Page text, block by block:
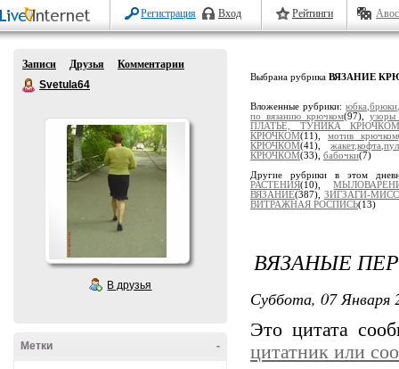
Регистрация Вход Рейтинги
Записи Друзья
Комментарии
Svetula64
В друзья
-
Метки
Выбрана рубрика ВЯЗАНИЕ
Вложенные рубрики:
по вязанию крючком(97), узоры
ПЛАТЬЕ, ТУНИКА
КРЮЧКОМ(11),мотив крючком
КРЮЧКОМ(41),
КРЮЧКОМ(33), бабочки(7)
Другие рубрики в этом
РАСТЕНИЯ(10),
ВЯЗАНИЕ(387), ЗИГЗАГИ-
ВИТРАЖНАЯ РОСПИСЬ(13)
ВЯЗАНЫЕ
Суббота, 07 Января
Это цитата
цитатник или